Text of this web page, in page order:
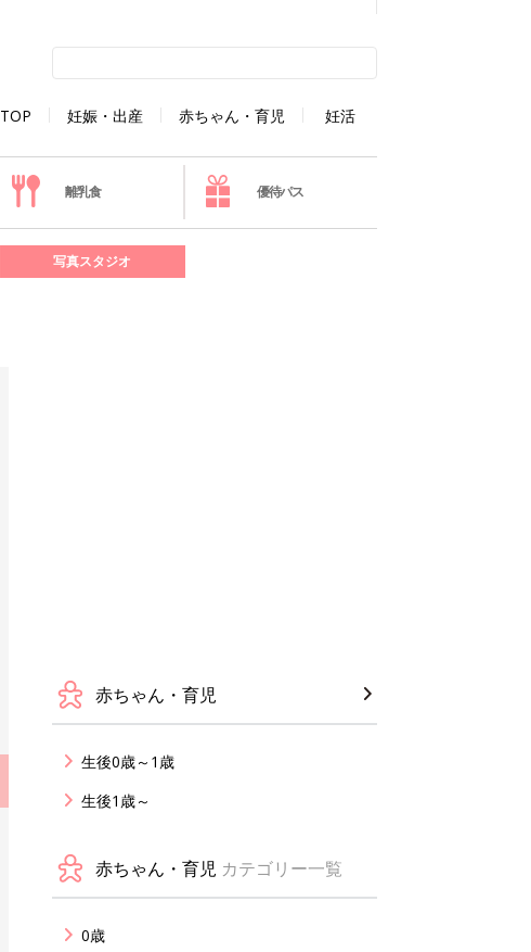
TOP 妊娠・出産 赤ちゃん・育児 妊活
離乳食 優待パス
写真スタジオ
赤ちゃん・育児
生後0歳～1歳
生後1歳～
赤ちゃん・育児 カテゴリー一覧
0歳